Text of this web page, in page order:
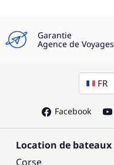
Garantie
Agence de Voyages
FR
Facebook
Location de bateaux
Corse